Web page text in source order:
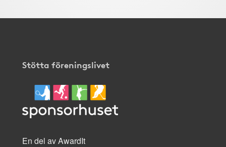
Stötta föreningslivet
En del av AwardIt